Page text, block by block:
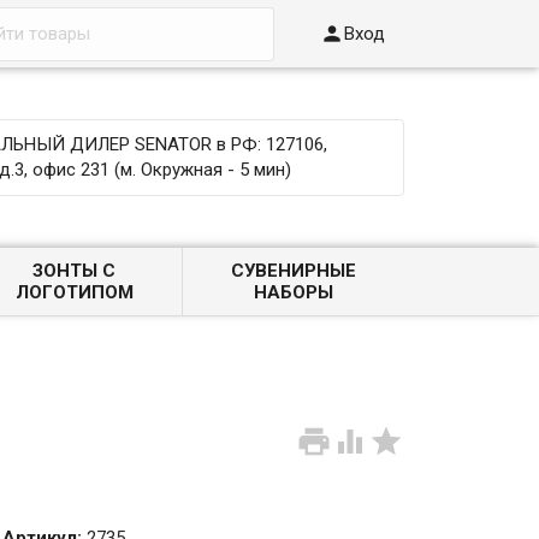
Вход
ДИЛЕР SENATOR в РФ: 127106,
офис 231 (м. Окружная - 5 мин)
ЗОНТЫ С
ЛОГОТИПОМ
СУВЕНИРНЫЕ
НАБОРЫ
  